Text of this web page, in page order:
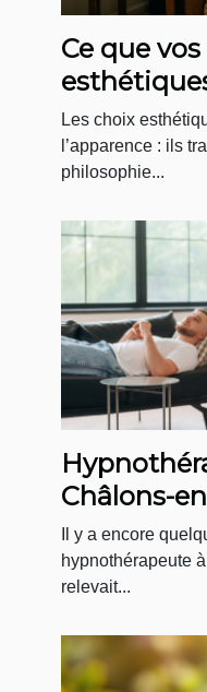
Ce que
votre
Les choix
l’apparence : ils
philosophie...
Châlons-
un
mesure
Menninga
Il y a encore
hypnothérapeute
relevait...